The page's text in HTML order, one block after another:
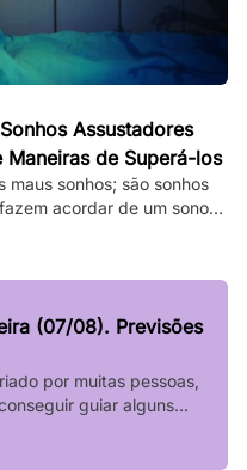
Assustadores
Maneiras de Superá-los
maus sonhos; são sonhos
acordar de um sono
e assustadores que
sensação de medo
Enquanto pesadelos
frequentes podem
[…] (07/08). Previsões
por muitas pessoas,
guiar alguns
sair de determinadas
o que os astros estão